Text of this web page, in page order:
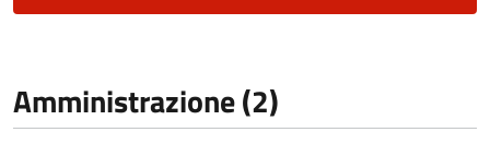
Amministrazione (2)